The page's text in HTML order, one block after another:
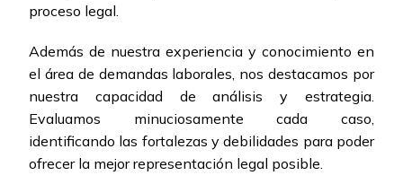
proceso legal.
Además de nuestra experiencia y conocimiento en
el área de demandas laborales, nos destacamos por
nuestra capacidad de análisis y estrategia.
Evaluamos minuciosamente cada caso,
identificando las fortalezas y debilidades para poder
ofrecer la mejor representación legal posible.